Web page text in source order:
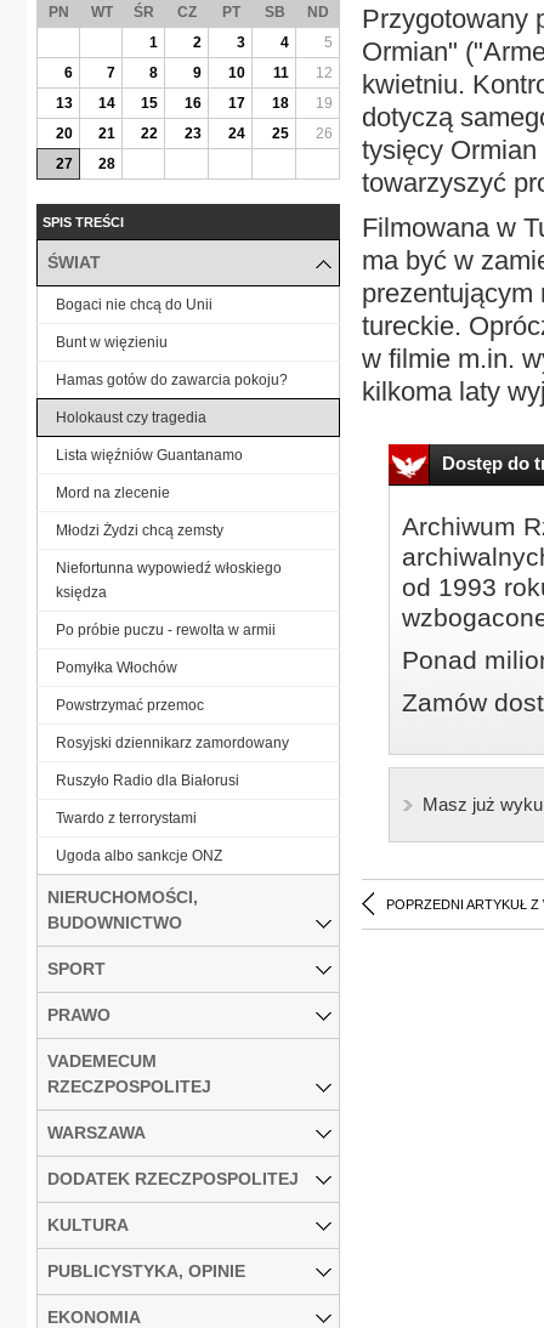
Przygotowany
Ormian"
kwietniu.
dotyczą
tysięcy
towarzyszyć
Filmowana w
ma być w
prezentującym
tureckie.
w filmie m.in.
kilkoma laty
Dostęp do
Archiwum
od 1993
Ponad
Zamów
Masz już
POPRZEDNI ARTYKUŁ Z
PN WT ŚR CZ PT SB
ND
1
2 3 4
5
6
7 8 9 10 11
12
13
14 15 16 17 18
19
20
21 22 23 24 25
26
27
28
SPIS TREŚCI
ŚWIAT
Bogaci nie chcą do Unii
Bunt w więzieniu
Hamas gotów do zawarcia pokoju?
Holokaust czy tragedia
Lista więźniów Guantanamo
Mord na zlecenie
Młodzi Żydzi chcą zemsty
Niefortunna wypowiedź włoskiego
księdza
Po próbie puczu - rewolta w armii
Pomyłka Włochów
Powstrzymać przemoc
Rosyjski dziennikarz zamordowany
Ruszyło Radio dla Białorusi
Twardo z terrorystami
Ugoda albo sankcje ONZ
NIERUCHOMOŚCI,
BUDOWNICTWO
SPORT
PRAWO
VADEMECUM
RZECZPOSPOLITEJ
WARSZAWA
DODATEK RZECZPOSPOLITEJ
KULTURA
PUBLICYSTYKA, OPINIE
EKONOMIA